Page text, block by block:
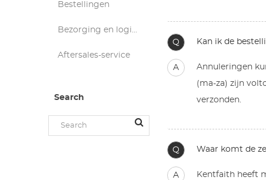
Bestellingen
Bezorging en logistiek
Aftersales-service
Search
Q Kan ik de
A
Annuleringen
(ma-za) zijn
verzonden.
Q Waar komt de
A
Kentfaith heeft